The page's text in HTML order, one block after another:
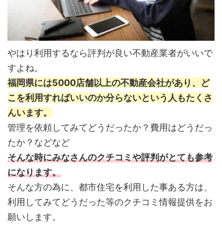
やはり利用するなら評判が良い不動産業者がいいで
すよね。
福岡県には5000店舗以上の不動産会社があり、ど
こを利用すればいいのか分らないという人もたくさ
んいます。
管理を依頼してみてどうだったか？費用はどうだっ
たか？などなど
そんな時にみなさんのクチコミや評判がとても参考
になります。
そんな方の為に、都市住宅を利用した事ある方は、
利用してみてどうだった等のクチコミ情報提供をお
願いします。